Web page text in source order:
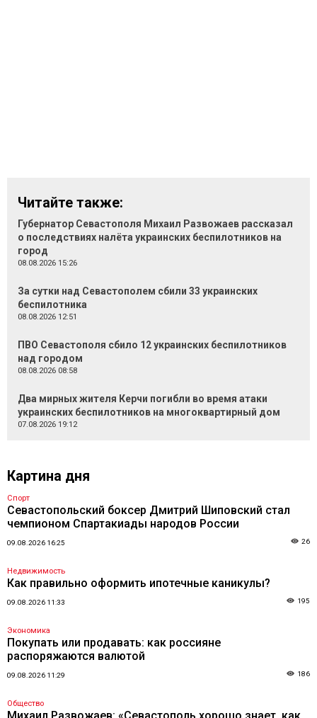
Читайте также:
Губернатор Севастополя Михаил Развожаев рассказал
о последствиях налёта украинских беспилотников на
город
08.08.2026 15:26
За сутки над Севастополем сбили 33 украинских
беспилотника
08.08.2026 12:51
ПВО Севастополя сбило 12 украинских беспилотников
над городом
08.08.2026 08:58
Два мирных жителя Керчи погибли во время атаки
украинских беспилотников на многоквартирный дом
07.08.2026 19:12
Картина дня
Спорт
Севастопольский боксер Дмитрий Шиповский стал
чемпионом Спартакиады народов России
09.08.2026 16:25 26
Недвижимость
Как правильно оформить ипотечные каникулы?
09.08.2026 11:33 195
Экономика
Покупать или продавать: как россияне
распоряжаются валютой
09.08.2026 11:29 186
Общество